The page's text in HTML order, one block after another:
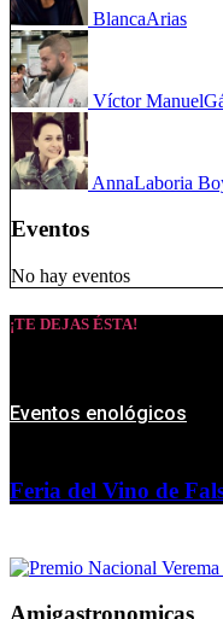
BlancaArias
Víctor Manuel
AnnaLaboria
Eventos
No hay eventos
¡TE DEJAS ÉSTA!
Eventos enológicos
Feria del Vino de
Amigastronomicas